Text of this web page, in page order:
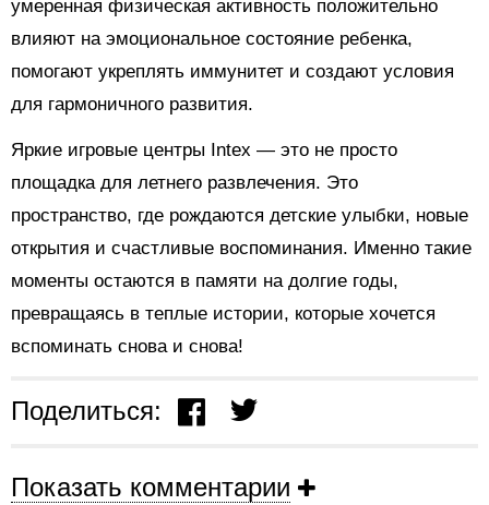
умеренная физическая активность положительно
влияют на эмоциональное состояние ребенка,
помогают укреплять иммунитет и создают условия
для гармоничного развития.
Яркие игровые центры Intex — это не просто
площадка для летнего развлечения. Это
пространство, где рождаются детские улыбки, новые
открытия и счастливые воспоминания. Именно такие
моменты остаются в памяти на долгие годы,
превращаясь в теплые истории, которые хочется
вспоминать снова и снова!
Поделиться:
Показать комментарии